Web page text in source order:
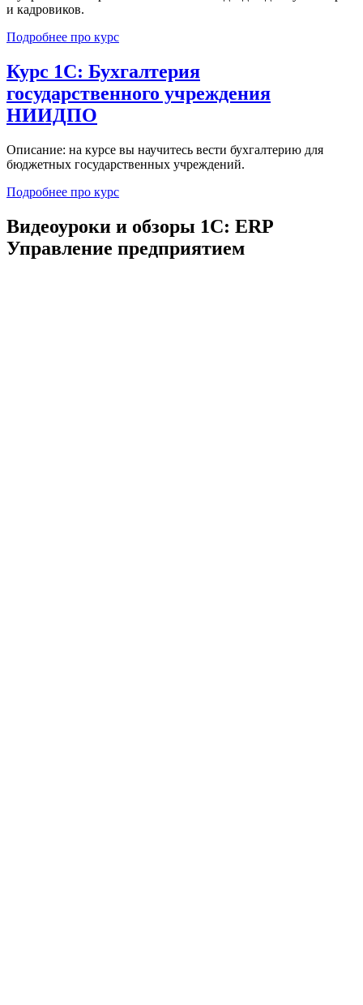
и кадровиков.
Подробнее про курс
Курс 1С: Бухгалтерия
государственного учреждения
НИИДПО
Описание: на курсе вы научитесь вести бухгалтерию для
бюджетных государственных учреждений.
Подробнее про курс
Видеоуроки и обзоры 1С: ERP
Управление предприятием